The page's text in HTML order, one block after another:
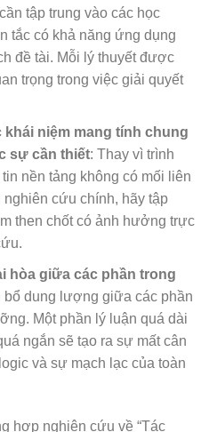
tập trung vào các học
tắc có khả năng ứng dụng
đề tài. Mỗi lý thuyết được
trọng trong việc giải quyết
niệm mang tính chung
sự cần thiết: Thay vì trình
nền tảng không có mối liên
cứu chính, hãy tập
then chốt có ảnh hưởng trực
hòa giữa các phần trong
bổ dung lượng giữa các phần
Một phần lý luận quá dài
ngắn sẽ tạo ra sự mất cân
và sự mạch lạc của toàn
hợp nghiên cứu về “Tác